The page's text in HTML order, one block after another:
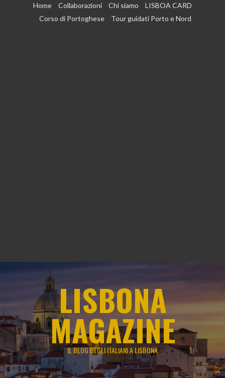
Home Collaborazioni Chi siamo
LISBOA CARD
Corso di Portoghese
Tour guidati Porto e Nord
LISBONA
MAGAZINE
IL BLOG DEGLI ITALIANI A LISBONA